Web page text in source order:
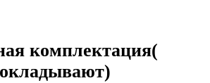
комплектация(